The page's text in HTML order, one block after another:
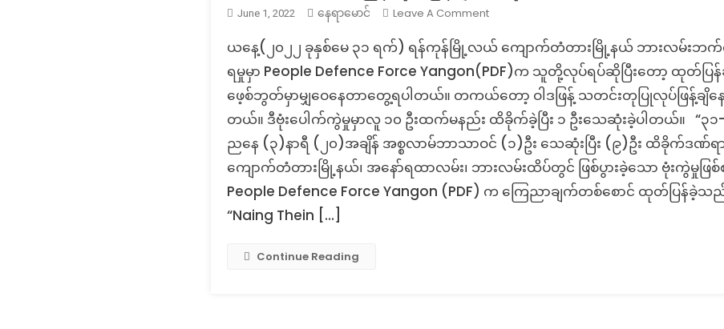
June 1, 2022 နေရာမောင် Leave A CommentOn
Check:
ဘား
လမ်း
ဘ
က်
စ်
ကားမှတ်တိုင်
ခွဲ
ယနေ့(၂၀၂၂ ခုနှစ်မေ ၃၁ ရက်) ရန်ကုန်မြို့လယ် ကျောက်တံတားမြို့နယ် ဘားလမ်းဘက်
ရမှုမှာ People Defence Force Yangon(PDF)က သူတို့လုပ်ရပ်ဆိုပြီးတော့ ထုတ်ပြ
ဖေ့စ်ဘွတ်မှာမျှဝေနေတာတွေ့ရပါတယ်။ တကယ်တော့ ဝါဒဖြန့် သတင်းတုပြုလုပ်ဖြန့်ချိနေ
တယ်။ ဒီဗုံးပေါက်ကွဲမှုမှာလူ ၁၀ ဦးထက်မနည်း ထိခိုက်ခဲ့ပြီး ၁ ဦးသေဆုံးခဲ့ပါတယ်။ “၃
ညနေ (၃)နာရီ (၂၀)အချိန် အစ္စလာမ်ဘာသာဝင် (၁)ဦး သေဆုံးပြီး (၉)ဦး ထိခိုက်ဒဏ်
ကျောက်တံတားမြို့နယ်၊ အနော်ရထာလမ်း၊ ဘားလမ်းထိပ်တွင် ဖြစ်ပွားခဲ့သော ဗုံးကွဲမှုဖ
People Defence Force Yangon (PDF) က ကြေညာချက်တစ်စောင် ထုတ်ပြန်ခဲ့သည်
“Naing Thein […]
Continue Reading